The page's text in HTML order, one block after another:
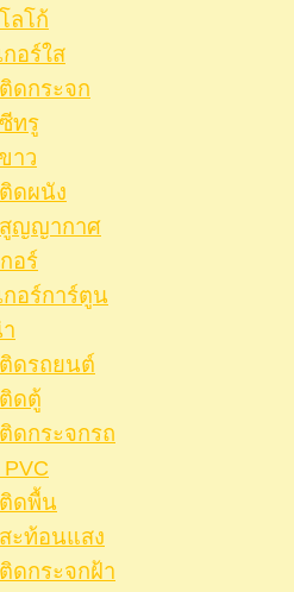
ลโก้
อร์ใส
ดกระจก
ทรู
าว
ดผนัง
สูญญากาศ
อร์
อร์การ์ตูน
ดรถยนต์
ดตู้
ดกระจกรถ
ดพื้น
ะท้อนแสง
ดกระจกฝ้า